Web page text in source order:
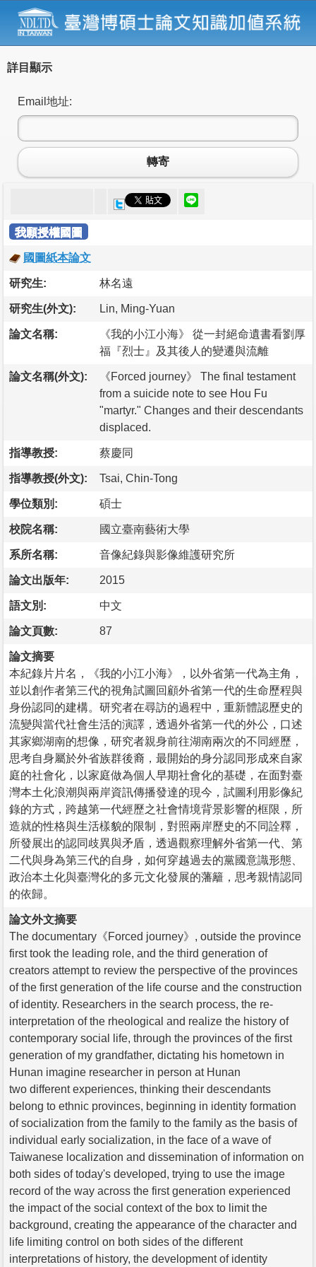
詳目顯示
Email地址:
轉寄
我願授權國圖
國圖紙本論文
研究生: 林名遠
研究生(外文): Lin, Ming-Yuan
論文名稱:
《我的小江小海》 從一封絕命遺書看劉厚
福『烈士』及其後人的變遷與流離
論文名稱(外文):
《Forced journey》 The final testament
from a suicide note to see Hou Fu
"martyr." Changes and their descendants
displaced.
指導教授: 蔡慶同
指導教授(外文): Tsai, Chin-Tong
學位類別: 碩士
校院名稱: 國立臺南藝術大學
系所名稱: 音像紀錄與影像維護研究所
論文出版年: 2015
語文別: 中文
論文頁數: 87
論文摘要
本紀錄片片名，《我的小江小海》，以外省第一代為主角，
並以創作者第三代的視角試圖回顧外省第一代的生命歷程與
身份認同的建構。研究者在尋訪的過程中，重新體認歷史的
流變與當代社會生活的演譯，透過外省第一代的外公，口述
其家鄉湖南的想像，研究者親身前往湖南兩次的不同經歷，
思考自身屬於外省族群後裔，最開始的身分認同形成來自家
庭的社會化，以家庭做為個人早期社會化的基礎，在面對臺
灣本土化浪潮與兩岸資訊傳播發達的現今，試圖利用影像紀
錄的方式，跨越第一代經歷之社會情境背景影響的框限，所
造就的性格與生活樣貌的限制，對照兩岸歷史的不同詮釋，
所發展出的認同歧異與矛盾，透過觀察理解外省第一代、第
二代與身為第三代的自身，如何穿越過去的黨國意識形態、
政治本土化與臺灣化的多元文化發展的藩籬，思考親情認同
的依歸。
論文外文摘要
The documentary《Forced journey》, outside the province
first took the leading role, and the third generation of
creators attempt to review the perspective of the provinces
of the first generation of the life course and the construction
of identity. Researchers in the search process, the re-
interpretation of the rheological and realize the history of
contemporary social life, through the provinces of the first
generation of my grandfather, dictating his hometown in
Hunan imagine researcher in person at Hunan
two different experiences, thinking their descendants
belong to ethnic provinces, beginning in identity formation
of socialization from the family to the family as the basis of
individual early socialization, in the face of a wave of
Taiwanese localization and dissemination of information on
both sides of today's developed, trying to use the image
record of the way across the first generation experienced
the impact of the social context of the box to limit the
background, creating the appearance of the character and
life limiting control on both sides of the different
interpretations of history, the development of identity